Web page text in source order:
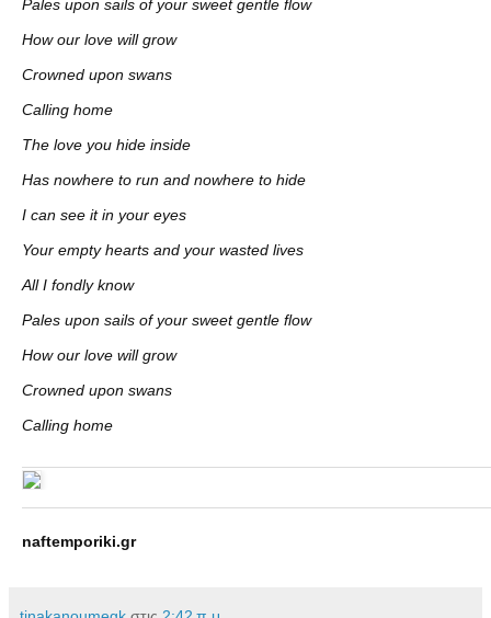
Pales upon sails of your sweet gentle flow
How our love will grow
Crowned upon swans
Calling home
The love you hide inside
Has nowhere to run and nowhere to hide
I can see it in your eyes
Your empty hearts and your wasted lives
All I fondly know
Pales upon sails of your sweet gentle flow
How our love will grow
Crowned upon swans
Calling home
naftemporiki.gr